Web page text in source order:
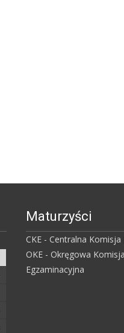
Maturzyści
CKE - Centralna
OKE - Okręgowa Komisja
Egzaminacyjna